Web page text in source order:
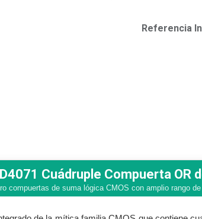
Referencia
Cuádruple Compuerta OR
compuertas de suma lógica CMOS con amplio rango